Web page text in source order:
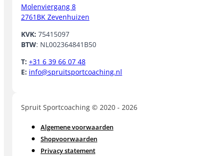
Molenviergang 8
2761BK Zevenhuizen
KVK: 75415097
BTW: NL002364841B50
T: +31 6 39 66 07 48
E: info@spruitsportcoaching.nl
Spruit Sportcoaching © 2020 - 2026
Algemene voorwaarden
Shopvoorwaarden
Privacy statement